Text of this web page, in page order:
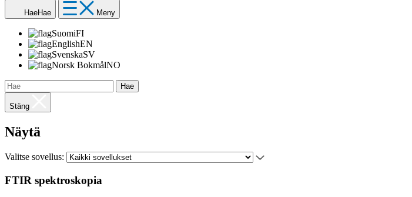
HaeHae Meny
SuomiFI
EnglishEN
SvenskaSV
Norsk BokmålNO
Hae
Stäng
Näytä
Valitse sovellus:
FTIR spektroskopia